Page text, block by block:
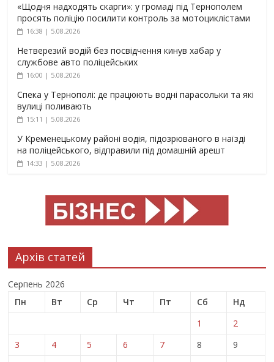
«Щодня надходять скарги»: у громаді під Тернополем
просять поліцію посилити контроль за мотоциклістами
16:38 | 5.08.2026
Нетверезий водій без посвідчення кинув хабар у
службове авто поліцейських
16:00 | 5.08.2026
Спека у Тернополі: де працюють водні парасольки та які
вулиці поливають
15:11 | 5.08.2026
У Кременецькому районі водія, підозрюваного в наїзді
на поліцейського, відправили під домашній арешт
14:33 | 5.08.2026
Архів статей
Серпень 2026
Пн
Вт Ср Чт Пт Сб
Нд
1
2
3
4 5 6 7 8
9